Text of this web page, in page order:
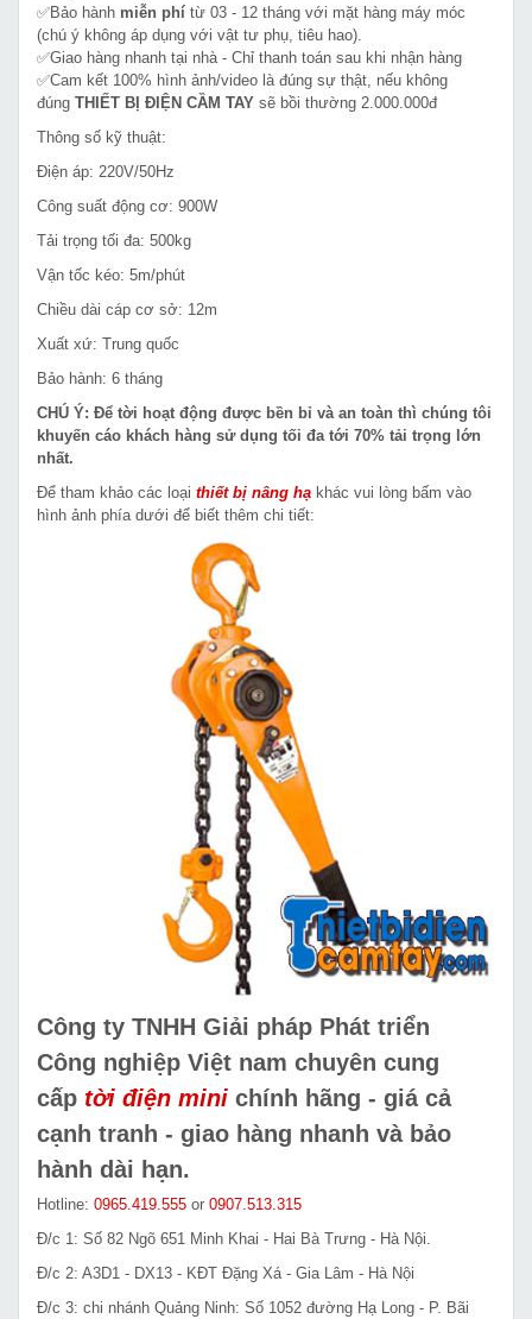
✅Bảo hành miễn phí từ 03 - 12 tháng với mặt hàng máy móc
(chú ý không áp dụng với vật tư phụ, tiêu hao).
✅Giao hàng nhanh tại nhà - Chỉ thanh toán sau khi nhận hàng
✅Cam kết 100% hình ảnh/video là đúng sự thật, nếu không
đúng THIẾT BỊ ĐIỆN CẦM TAY sẽ bồi thường 2.000.000đ
Thông số kỹ thuật:
Điện áp: 220V/50Hz
Công suất động cơ: 900W
Tải trọng tối đa: 500kg
Vận tốc kéo: 5m/phút
Chiều dài cáp cơ sở: 12m
Xuất xứ: Trung quốc
Bảo hành: 6 tháng
CHÚ Ý: Để tời hoạt động được bền bỉ và an toàn thì chúng tôi
khuyến cáo khách hàng sử dụng tối đa tới 70% tải trọng lớn
nhất.
Để tham khảo các loại thiết bị nâng hạ khác vui lòng bấm vào
hình ảnh phía dưới để biết thêm chi tiết:
Công ty TNHH Giải pháp Phát triển
Công nghiệp Việt nam chuyên cung
cấp tời điện mini chính hãng - giá cả
cạnh tranh - giao hàng nhanh và bảo
hành dài hạn.
Hotline: 0965.419.555 or 0907.513.315
Đ/c 1: Số 82 Ngõ 651 Minh Khai - Hai Bà Trưng - Hà Nội.
Đ/c 2: A3D1 - DX13 - KĐT Đặng Xá - Gia Lâm - Hà Nội
Đ/c 3: chi nhánh Quảng Ninh: Số 1052 đường Hạ Long - P. Bãi